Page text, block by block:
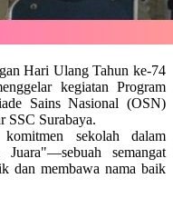
Hari Ulang Tahun ke-74
kegiatan Program
Sains Nasional (OSN)
SSC Surabaya.
sekolah dalam
semangat
dan membawa nama baik